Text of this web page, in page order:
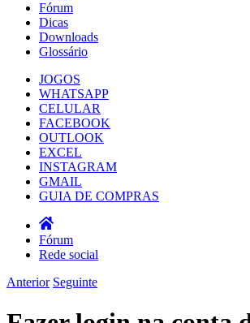
Fórum
Dicas
Downloads
Glossário
JOGOS
WHATSAPP
CELULAR
FACEBOOK
OUTLOOK
EXCEL
INSTAGRAM
GMAIL
GUIA DE COMPRAS
Fórum
Rede social
Anterior Seguinte